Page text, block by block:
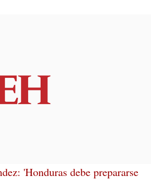
'Honduras debe prepararse